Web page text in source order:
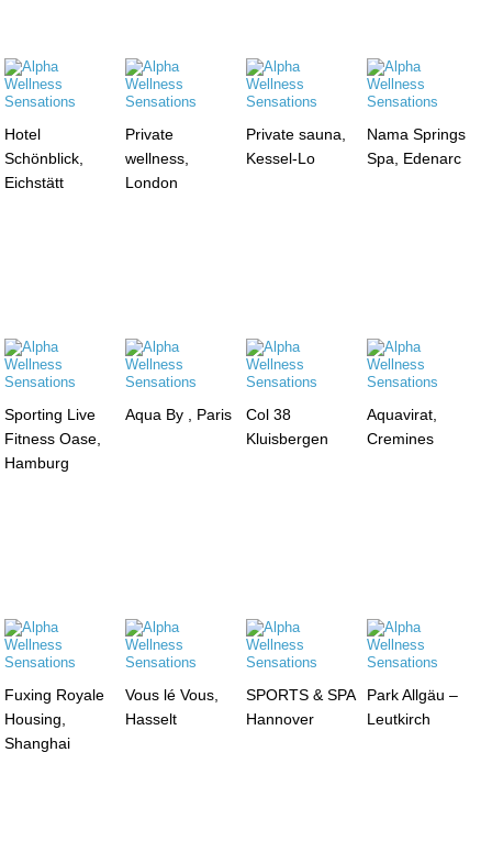
Hotel
Schönblick,
Eichstätt
Private
wellness,
London
Private sauna,
Kessel-Lo
Nama Springs
Spa, Edenarc
Sporting Live
Fitness Oase,
Hamburg
Aqua By , Paris
Col 38
Kluisbergen
Aquavirat,
Cremines
Fuxing Royale
Housing,
Shanghai
Vous lé Vous,
Hasselt
SPORTS & SPA
Hannover
Park Allgäu –
Leutkirch